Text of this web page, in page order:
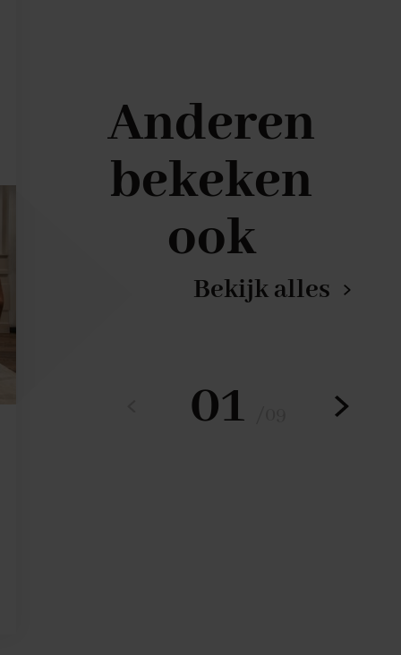
Anderen
bekeken
ook
Bekijk alles
01